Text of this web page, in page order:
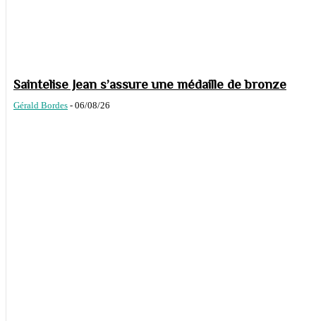
Saintelise Jean s’assure une médaille de bronze
Gérald Bordes - 06/08/26